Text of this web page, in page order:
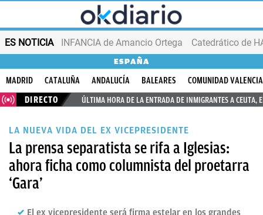
ES NOTICIA INFANCIA de Amancio Ortega
ESPAÑA
MADRID CATALUÑA ANDALUCÍA BALEARES
COMUNIDAD
DIRECTO
ÚLTIMA HORA DE LA ENTRADA DE INMIGRANTES A CEUTA,
LA NUEVA VIDA DEL EX VICEPRESIDENTE
La prensa separatista se rifa a Iglesias:
ahora ficha como columnista del proetarra
‘Gara’
El ex vicepresidente será firma estelar en los grandes